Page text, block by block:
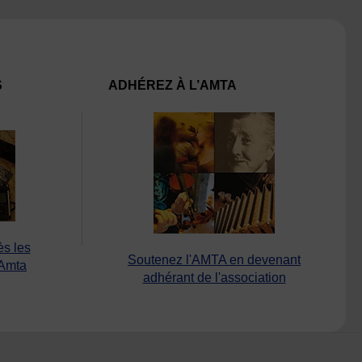
les
ADHÉREZ À L’AMTA
Soutenez l'AMTA en devenant
adhérant de l'association